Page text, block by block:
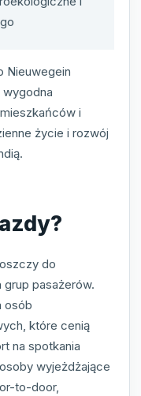
Nieuwegein
wygodna
i
życie i rozwój
do
grup pasażerów.
osób
które cenią
na spotkania
wyjeżdżające
to-door,